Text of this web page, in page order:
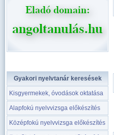
Gyakori nyelvtanár keresések
Kisgyermekek, óvodások oktatása
Alapfokú nyelvvizsga előkészítés
Középfokú nyelvvizsga előkészítés